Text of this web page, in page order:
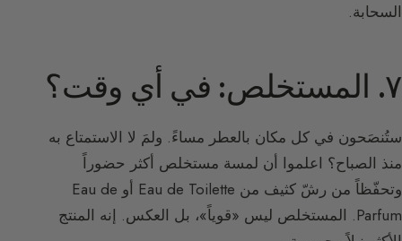
السحابة.
٧. المستخلص: في أي وقت؟
ستُنصَحون في كل مكان بالعطر مساءً. ولمَ لا الاستمتاع به
منذ الصباح؟ اعلموا أن لمسة مستخلص أكثر حضوراً
وتحفّظاً من رشّ كثيف من Eau de Toilette أو Eau de
Parfum. المستخلص ليس «قوياً»، بل العكس. إنه المنتج